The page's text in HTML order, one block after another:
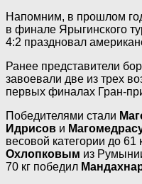
Напомним, в прошлом
в финале Ярыгинского
4:2 праздновал
Ранее представители
завоевали две из трех
первых финалах Гран-
Победителями стали
Идрисов и
весовой категории до 61
Охлопковым из
70 кг победил